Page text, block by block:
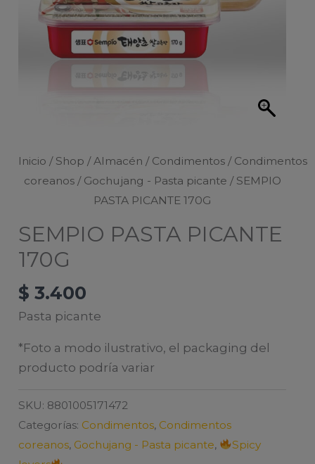
Inicio / Shop /Almacén / Condimentos / Condimentos
coreanos/ Gochujang - Pasta picante / SEMPIO
PASTA PICANTE 170G
SEMPIO PASTA PICANTE
170G
$ 3.400
Pasta picante
*Foto a modo ilustrativo, el packaging del
producto podría variar
SKU: 8801005171472
Categorías: Condimentos, Condimentos
coreanos, Gochujang - Pasta picante,
Spicy